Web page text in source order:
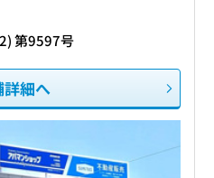
第9597号
詳細へ